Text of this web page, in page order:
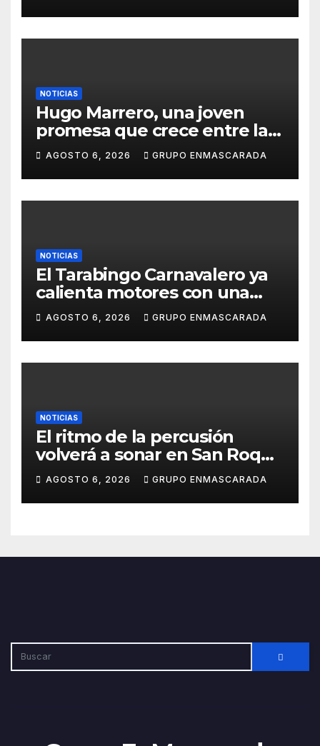
NOTICIAS
Hugo Marrero, una joven
promesa que crece entre la
música y la pasión por el
Carnaval
AGOSTO 6, 2026 GRUPO ENMASCARADA
NOTICIAS
El Tarabingo Carnavalero ya
calienta motores con una
nueva edición cargada de
sorpresas
AGOSTO 6, 2026 GRUPO ENMASCARADA
NOTICIAS
El ritmo de la percusión
volverá a sonar en San Roque
con un taller abierto a todos
los públicos
AGOSTO 6, 2026 GRUPO ENMASCARADA